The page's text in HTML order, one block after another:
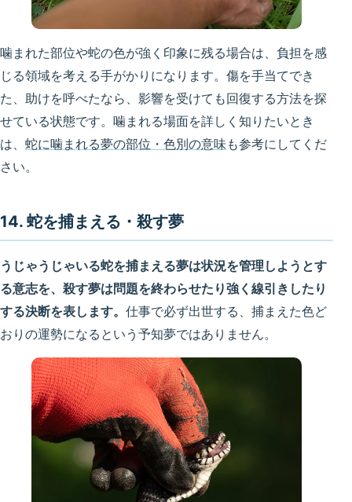
噛まれた部位や蛇の色が強く印象に残る場合は、負担を感
じる領域を考える手がかりになります。傷を手当てでき
た、助けを呼べたなら、影響を受けても回復する方法を探
せている状態です。噛まれる場面を詳しく知りたいとき
は、 蛇に噛まれる夢の部位・色別の意味 も参考にしてくだ
さい。
14. 蛇を捕まえる・殺す夢
うじゃうじゃいる蛇を捕まえる夢は状況を管理しようとす
る意志を、殺す夢は問題を終わらせたり強く線引きしたり
する決断を表します。 仕事で必ず出世する、捕まえた色ど
おりの運勢になるという予知夢ではありません。